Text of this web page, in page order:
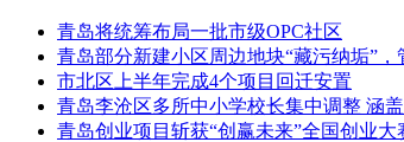
青岛将统筹布局一批市级OPC社区
青岛部分新建小区周边地块“藏污纳垢”，
市北区上半年完成4个项目回迁安置
青岛李沧区多所中小学校长集中调整 涵
青岛创业项目斩获“创赢未来”全国创业大